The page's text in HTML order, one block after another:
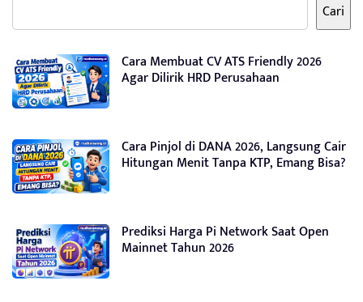
Cari
Cara Membuat CV ATS Friendly 2026
Agar Dilirik HRD Perusahaan
Cara Pinjol di DANA 2026, Langsung Cair
Hitungan Menit Tanpa KTP, Emang Bisa?
Prediksi Harga Pi Network Saat Open
Mainnet Tahun 2026